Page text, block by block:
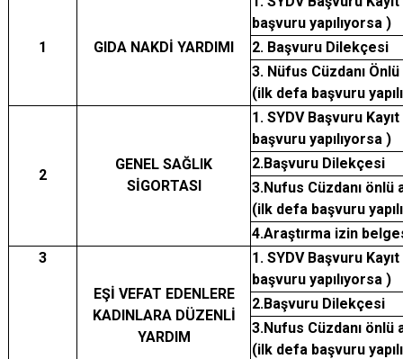
1 GIDA NAKDİ YARDIMI
başvuru yapılıyorsa )
2. Başvuru Dilekçesi
3. Nüfus Cüzdanı
(ilk defa başvuru
2
GENEL SAĞLIK
SİGORTASI
1. SYDV Başvuru
başvuru yapılıyorsa )
2.Başvuru Dilekçesi
3.Nufus Cüzdanı
(ilk defa başvuru
4.Araştırma izin
3
EŞİ VEFAT EDENLERE
KADINLARA DÜZENLİ
YARDIM
1. SYDV Başvuru
başvuru yapılıyorsa )
2.Başvuru Dilekçesi
3.Nufus Cüzdanı
(ilk defa başvuru